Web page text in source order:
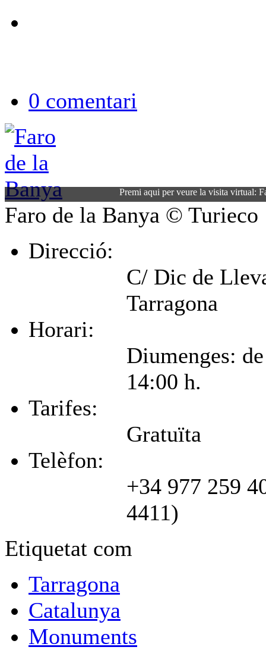
0 comentari
Premi aqui per veure la visita virtual:
Faro de la Banya © Turieco
Direcció:
C/ Dic de
Tarragona
Horari:
Diumenges:
14:00 h.
Tarifes:
Gratuïta
Telèfon:
+34 977 259
4411)
Etiquetat com
Tarragona
Catalunya
Monuments